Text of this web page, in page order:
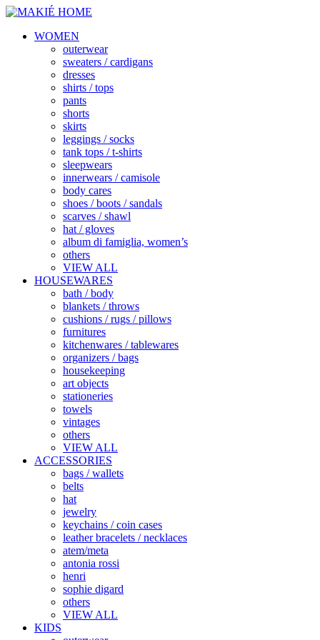
WOMEN
outerwear
sweaters / cardigans
dresses
shirts / tops
pants
shorts
skirts
leggings / socks
tank tops / t-shirts
sleepwears
innerwears / camisole
body cares
shoes / boots / sandals
scarves / shawl
hat / gloves
album di famiglia, women’s
others
VIEW ALL
HOUSEWARES
bath / body
blankets / throws
cushions / rugs / pillows
furnitures
kitchenwares / tablewares
organizers / bags
housekeeping
art objects
stationeries
towels
vintages
others
VIEW ALL
ACCESSORIES
bags / wallets
belts
hat
jewelry
keychains / coin cases
leather bracelets / necklaces
atem/meta
antonia rossi
henri
sophie digard
others
VIEW ALL
KIDS